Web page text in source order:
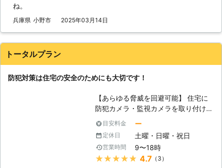
ラが設置されているのを見ると、侵入
あるとアピースすることもできます。
人情報をはじめ、社内の機密情報の管
理が厳しく問われるようになってきま
した。夜間のオフィスは社員がいない
ため、泥棒に狙われやすい状況だと言
えます。重要な情報が入ったパソコン
が盗まれてしまったら、会社にとって
は死活問題になってしまいます。監視
ね。
兵庫県 小野市 2025年03月14日
トータルプラン
防犯対策は住宅の安全のためにも大切です！
【あらゆる脅威を回避可能】 住宅に
防犯カメラ・監視カメラを取り付ける
ことは、少々過剰な防犯であると認識
されている方が多いことでしょう。し
かし、近年のように多くの痛ましい報
道が相次いでいることから、事前に行
っておくべき対策と言っても過言では
目安料金 ー
定休日 土曜・日曜・祝日
営業時間 9〜18時
★★★★★ 4.7 （3）